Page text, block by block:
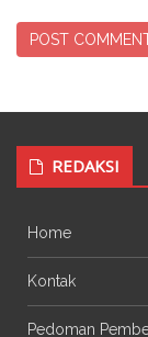
REDAKSI
Home
Kontak
Pedoman